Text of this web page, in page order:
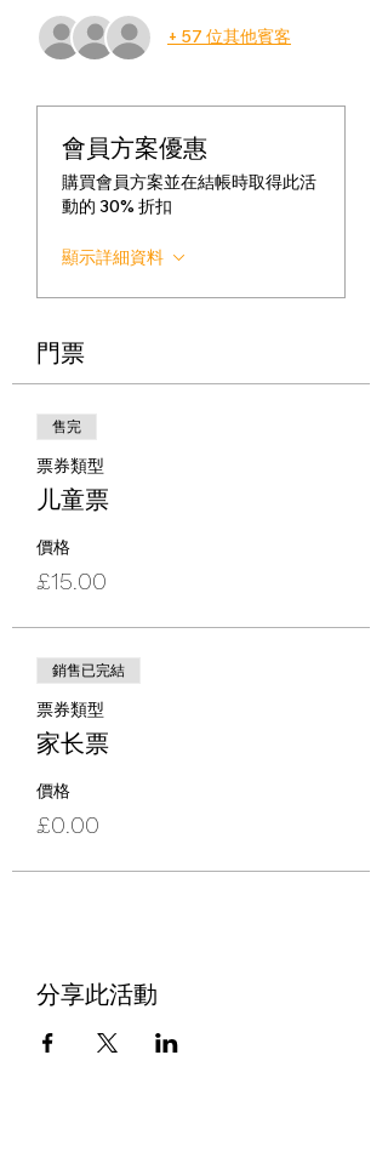
+ 57 位其他賓客
會員方案優惠
購買會員方案並在結帳時取得此活
動的 30% 折扣
顯示詳細資料
門票
售完
票券類型
儿童票
價格
£15.00
銷售已完結
票券類型
家长票
價格
£0.00
分享此活動